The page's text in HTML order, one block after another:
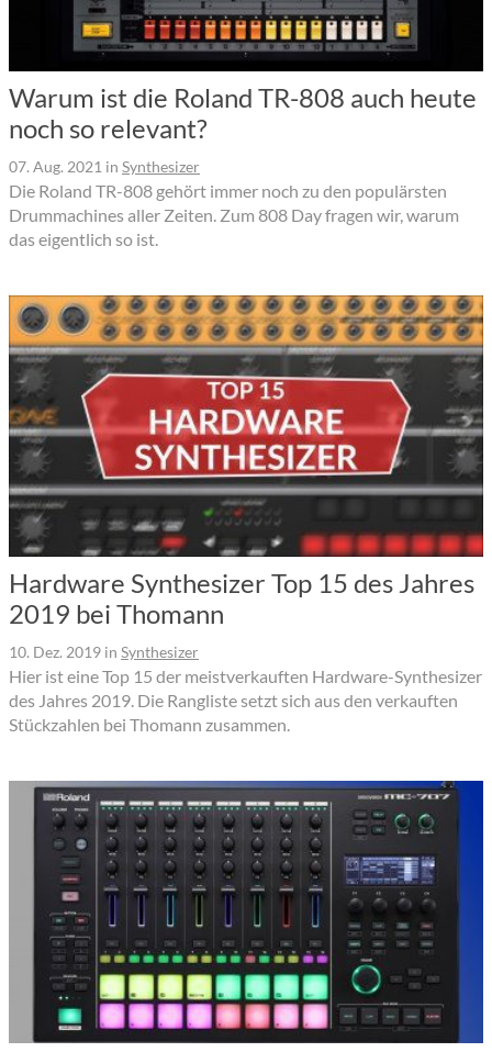
Warum ist die Roland TR-808 auch heute
noch so relevant?
07. Aug. 2021 in Synthesizer
Die Roland TR-808 gehört immer noch zu den populärsten
Drummachines aller Zeiten. Zum 808 Day fragen wir, warum
das eigentlich so ist.
Hardware Synthesizer Top 15 des Jahres
2019 bei Thomann
10. Dez. 2019 in Synthesizer
Hier ist eine Top 15 der meistverkauften Hardware-Synthesizer
des Jahres 2019. Die Rangliste setzt sich aus den verkauften
Stückzahlen bei Thomann zusammen.